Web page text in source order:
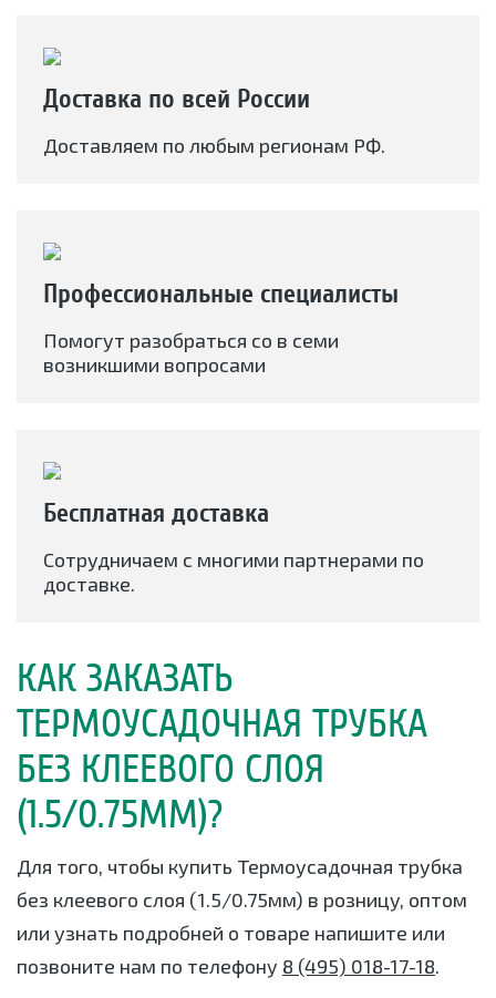
Доставка по всей России
Доставляем по любым регионам РФ.
Профессиональные специалисты
Помогут разобраться со в семи
возникшими вопросами
Бесплатная доставка
Сотрудничаем с многими партнерами по
доставке.
КАК ЗАКАЗАТЬ
ТЕРМОУСАДОЧНАЯ ТРУБКА
БЕЗ КЛЕЕВОГО СЛОЯ
(1.5/0.75ММ)?
Для того, чтобы купить Термоусадочная трубка
без клеевого слоя (1.5/0.75мм) в розницу, оптом
или узнать подробней о товаре напишите или
позвоните нам по телефону 8 (495) 018-17-18.